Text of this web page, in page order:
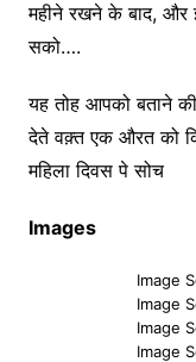
महीने रखने के बाद, और
सको….
यह तोह आपको बताने
देते वक़्त एक औरत को
महिला दिवस पे सोच
Images
Image
Image
Image
Image